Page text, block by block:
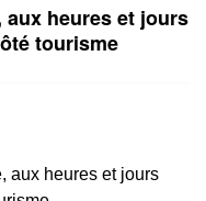
aux heures et jours
tourisme
aux heures et jours